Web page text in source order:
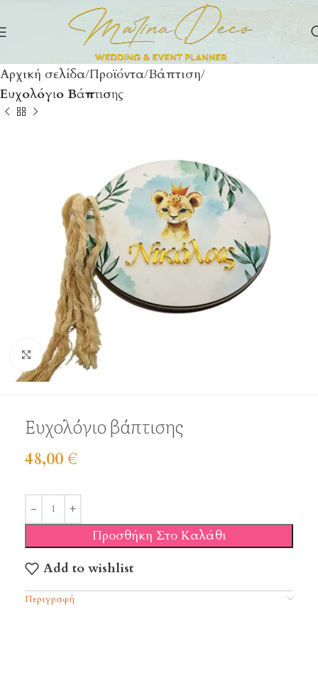
Αρχική σελίδα Προϊόντα Βάπτιση
Ευχολόγιο Βάπτισης
Click to enlarge
Ευχολόγιο βάπτισης
48,00€
Προσθήκη Στο Καλάθι
Add to wishlist
Περιγραφή